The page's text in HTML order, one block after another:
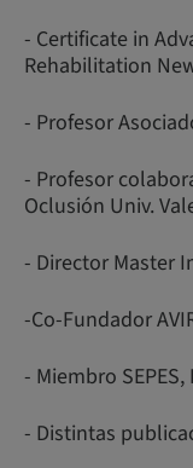
- Certificate in
Rehabilitation
- Profesor
- Profesor
Oclusión Univ.
- Director Master
-Co-Fundador
- Miembro SEPES,
- Distintas